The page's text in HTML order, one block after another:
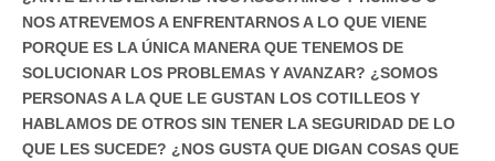
NOS ATREVEMOS A ENFRENTARNOS A LO QUE VIENE
PORQUE ES LA ÚNICA MANERA QUE TENEMOS DE
SOLUCIONAR LOS PROBLEMAS Y AVANZAR? ¿SOMOS
PERSONAS A LA QUE LE GUSTAN LOS COTILLEOS Y
HABLAMOS DE OTROS SIN TENER LA SEGURIDAD DE LO
QUE LES SUCEDE? ¿NOS GUSTA QUE DIGAN COSAS QUE